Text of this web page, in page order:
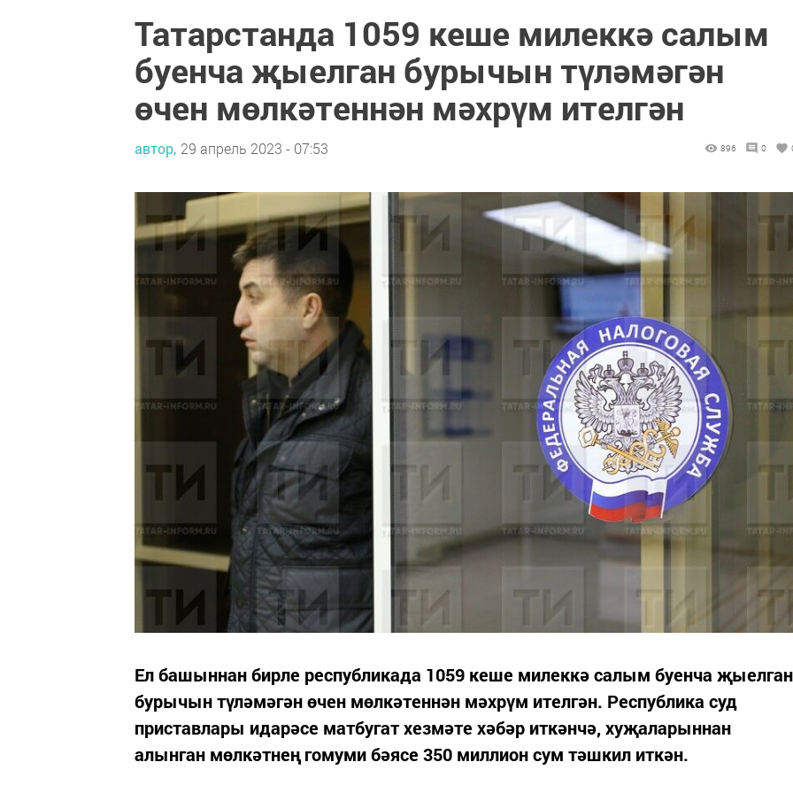
Татарстанда 1059 кеше милеккә салым
буенча җыелган бурычын түләмәгән
өчен мөлкәтеннән мәхрүм ителгән
автор, 29 апрель 2023 - 07:53 896 0
Ел башыннан бирле республикада 1059 кеше милеккә салым буенча җыелган
бурычын түләмәгән өчен мөлкәтеннән мәхрүм ителгән. Республика суд
приставлары идарәсе матбугат хезмәте хәбәр иткәнчә, хуҗаларыннан
алынган мөлкәтнең гомуми бәясе 350 миллион сум тәшкил иткән.